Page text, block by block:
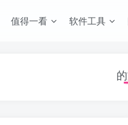
值得一看 软件工具